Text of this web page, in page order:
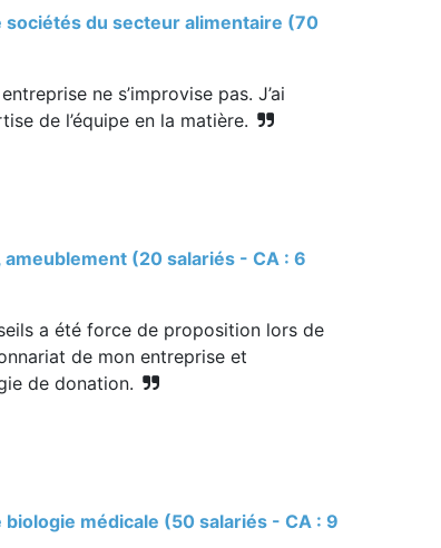
sociétés du secteur alimentaire (70
ne s’improvise pas. J’ai
de l’équipe en la matière.
ameublement (20 salariés - CA : 6
a été force de proposition lors de
de mon entreprise et
de donation.
médicale (50 salariés - CA : 9